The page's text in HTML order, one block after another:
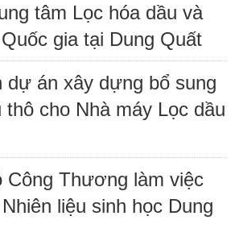
tâm Lọc hóa dầu và
gia tại Dung Quất
dự án xây dựng bổ sung
cho Nhà máy Lọc dầu
Công Thương làm việc
liệu sinh học Dung